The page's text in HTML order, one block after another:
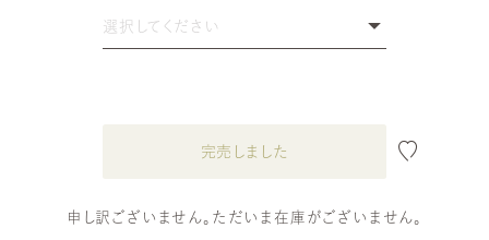
選択してください
完売しました
申し訳ございません。ただいま在庫がございません。